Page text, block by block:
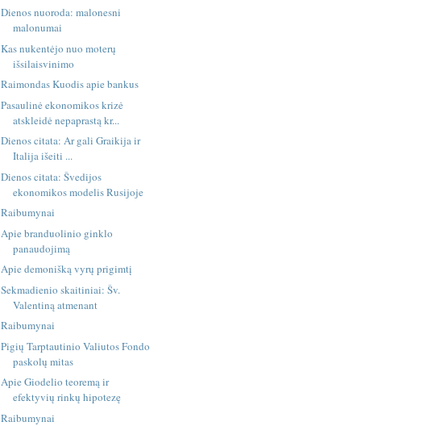
Dienos nuoroda: malonesni
malonumai
Kas nukentėjo nuo moterų
išsilaisvinimo
Raimondas Kuodis apie bankus
Pasaulinė ekonomikos krizė
atskleidė nepaprastą kr...
Dienos citata: Ar gali Graikija ir
Italija išeiti ...
Dienos citata: Švedijos
ekonomikos modelis Rusijoje
Raibumynai
Apie branduolinio ginklo
panaudojimą
Apie demonišką vyrų prigimtį
Sekmadienio skaitiniai: Šv.
Valentiną atmenant
Raibumynai
Pigių Tarptautinio Valiutos Fondo
paskolų mitas
Apie Giodelio teoremą ir
efektyvių rinkų hipotezę
Raibumynai